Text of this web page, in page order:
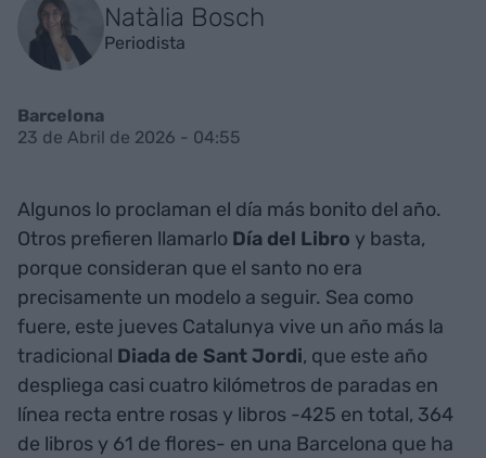
Natàlia Bosch
Periodista
Barcelona
23 de Abril de 2026 - 04:55
Algunos lo proclaman el día más bonito del año.
Otros prefieren llamarlo Día del Libro y basta,
porque consideran que el santo no era
precisamente un modelo a seguir. Sea como
fuere, este jueves Catalunya vive un año más la
tradicional Diada de Sant Jordi, que este año
despliega casi cuatro kilómetros de paradas en
línea recta entre rosas y libros -425 en total, 364
de libros y 61 de flores- en una Barcelona que ha